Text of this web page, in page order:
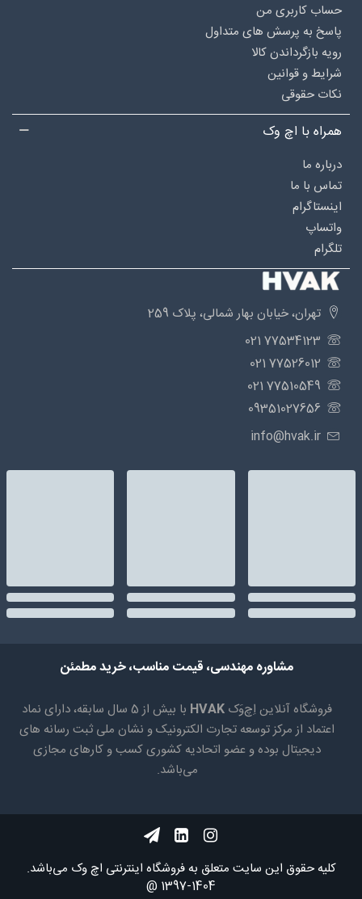
حساب کاربری من
پاسخ به پرسش های متداول
رویه بازگرداندن کالا
شرایط و قوانین
نکات حقوقی
همراه با اچ وک
درباره‌ ما
تماس با ما
اینستاگرام
واتساپ
تلگرام
تهران، خیابان بهار شمالی، پلاک 259
77534123 021
77526012 021
77510549 021
09351027656
info@hvak.ir
مشاوره مهندسی، قیمت مناسب، خرید مطمئن
فروشگاه آنلاین اِچ‌وَک HVAK
با بیش از 5 سال سابقه، دارای نماد
اعتماد از مرکز توسعه تجارت الکترونیک و نشان ملی ثبت رسانه های
دیجیتال بوده و عضو اتحادیه کشوری کسب و کارهای مجازی
می‌باشد.
کلیه حقوق اين سايت متعلق به فروشگاه اینترنتی اچ وک می‌باشد.
1404-1397 @